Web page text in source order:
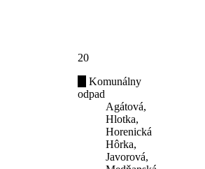
20
Komunálny
odpad
Agátová,
Hlotka,
Horenická
Hôrka,
Javorová,